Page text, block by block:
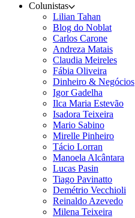
Colunistas
Lilian Tahan
Blog do Noblat
Carlos Carone
Andreza Matais
Claudia Meireles
Fábia Oliveira
Dinheiro & Negócios
Igor Gadelha
Ilca Maria Estevão
Isadora Teixeira
Mario Sabino
Mirelle Pinheiro
Tácio Lorran
Manoela Alcântara
Lucas Pasin
Tiago Pavinatto
Demétrio Vecchioli
Reinaldo Azevedo
Milena Teixeira